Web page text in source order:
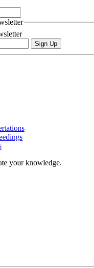
your knowledge.